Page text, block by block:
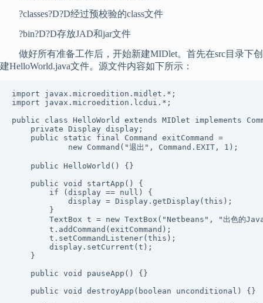
?classes?D?D经过预校验的class文件
?bin?D?D存放JAD和jar文件
做好所有准备工作后，开始新建MIDlet。首先在src目录下创
建HelloWorld.java文件。源文件内容如下所示：
import javax.microedition.midlet.*;
import javax.microedition.lcdui.*;
public class HelloWorld extends MIDlet implements
    private Display display;
    public static final Command exitCommand =
            new Command("退出", Command.EXIT, 1);
    public HelloWorld() {}
    public void startApp() {
        if (display == null) {
            display = Display.getDisplay(this);
        }
TextBox t = new TextBox("Netbeans", "出色的
        t.addCommand(exitCommand);
        t.setCommandListener(this);
        display.setCurrent(t);
    }
    public void pauseApp() {}
    public void destroyApp(boolean unconditional) {}